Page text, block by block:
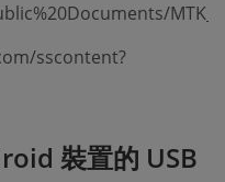
sscontent?
裝置的 USB